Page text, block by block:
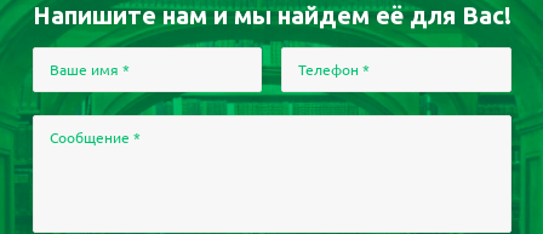
Напишите нам и мы найдем её для Вас!
Ваше имя * Телефон *
Сообщение *